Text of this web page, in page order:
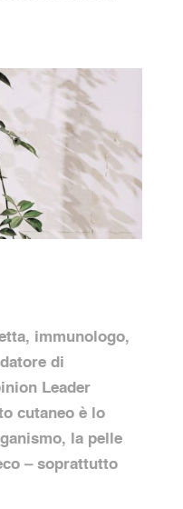
immunologo,
di
Leader
cutaneo è lo
la pelle
– soprattutto